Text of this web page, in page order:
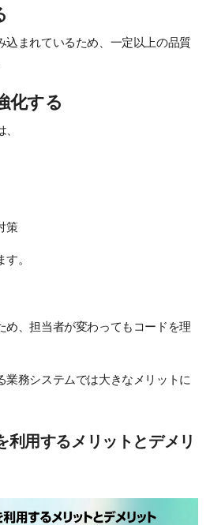
込まれているため、一定以上の品質
化する
策
。
め、担当者が変わってもコードを理
業務システムでは大きなメリットに
利用するメリットとデメリ